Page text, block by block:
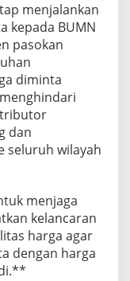
menjalankan
kepada BUMN
pasokan
diminta
dan
seluruh wilayah
menjaga
kelancaran
harga agar
dengan harga